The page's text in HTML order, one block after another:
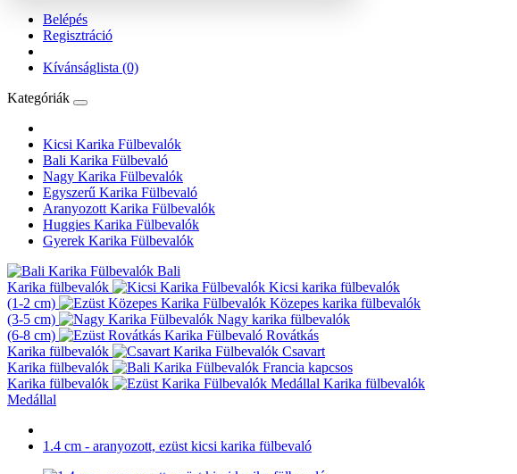
Belépés
Regisztráció
Kívánságlista (0)
Kategóriák
Kicsi Karika Fülbevalók
Bali Karika Fülbevaló
Nagy Karika Fülbevalók
Egyszerű Karika Fülbevaló
Aranyozott Karika Fülbevalók
Huggies Karika Fülbevalók
Gyerek Karika Fülbevalók
Bali
Karika fülbevalók
Kicsi karika fülbevalók
(1-2 cm)
Közepes karika fülbevalók
(3-5 cm)
Nagy karika fülbevalók
(6-8 cm)
Rovátkás
Karika fülbevalók
Csavart
Karika fülbevalók
Francia kapcsos
Karika fülbevalók
Karika fülbevalók
Medállal
1.4 cm - aranyozott, ezüst kicsi karika fülbevaló